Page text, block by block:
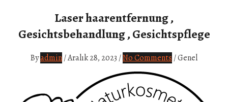
Laser haarentfernung ,
Gesichtsbehandlung , Gesichtspflege
Byadmin/Aralık 28, 2023 /No Comments /Genel